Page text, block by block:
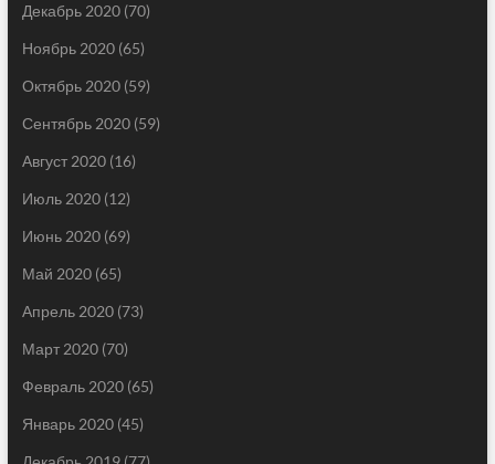
Декабрь 2020(70)
Ноябрь 2020(65)
Октябрь 2020(59)
Сентябрь 2020(59)
Август 2020(16)
Июль 2020(12)
Июнь 2020(69)
Май 2020(65)
Апрель 2020(73)
Март 2020(70)
Февраль 2020(65)
Январь 2020(45)